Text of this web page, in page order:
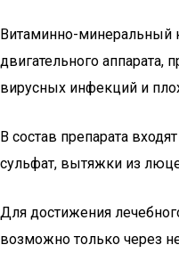
Витаминно-минеральный
двигательного аппарата,
вирусных инфекций и
В состав препарата
сульфат, вытяжки из
Для достижения
возможно только через